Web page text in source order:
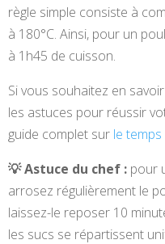
règle simple consiste à
à 180°C. Ainsi, pour un
à 1h45 de cuisson.
Si vous souhaitez en
les astuces pour réussir
guide complet sur le
💡 Astuce du chef : pour
arrosez régulièrement le
laissez-le reposer 10
les sucs se répartissent